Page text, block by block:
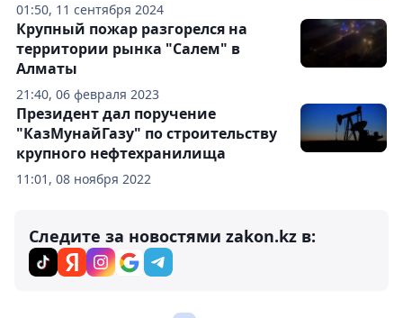
01:50, 11 сентября 2024
21:40, 06 февраля 2023
Крупный пожар разгорелся на
территории рынка "Салем" в
Алматы
11:01, 08 ноября 2022
Президент дал поручение
"КазМунайГазу" по строительству
крупного нефтехранилища
Следите за новостями zakon.kz в: